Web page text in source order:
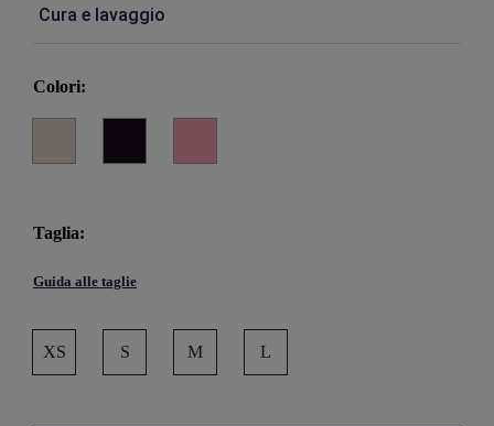
Cura e lavaggio
Colori:
Taglia:
Guida alle taglie
XS S M L